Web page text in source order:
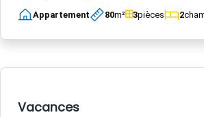
Appartement 80m² 3pièces 2
Vacances